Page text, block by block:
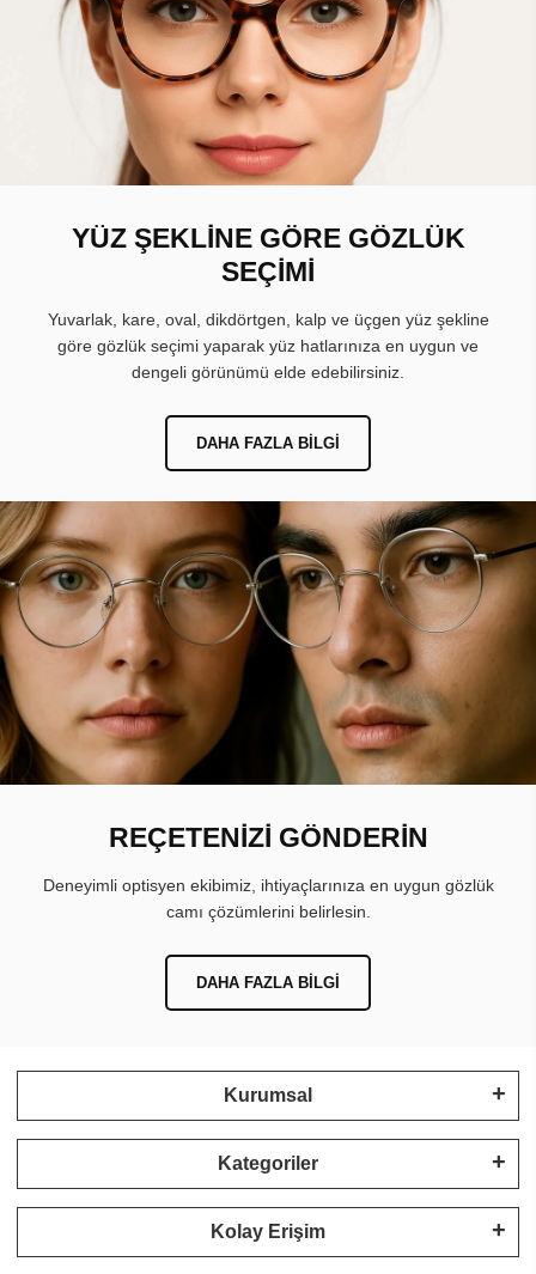
YÜZ ŞEKLİNE GÖRE GÖZLÜK
SEÇİMİ
Yuvarlak, kare, oval, dikdörtgen, kalp ve üçgen yüz şekline
göre gözlük seçimi yaparak yüz hatlarınıza en uygun ve
dengeli görünümü elde edebilirsiniz.
DAHA FAZLA BILGI
REÇETENİZİ GÖNDERİN
Deneyimli optisyen ekibimiz, ihtiyaçlarınıza en uygun gözlük
camı çözümlerini belirlesin.
DAHA FAZLA BILGI
Kurumsal
Kategoriler
Kolay Erişim